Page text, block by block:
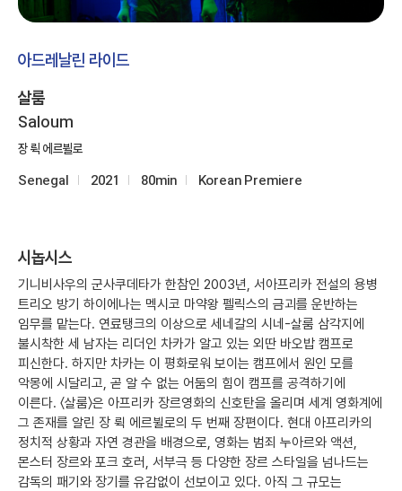
아드레날린 라이드
살룸
Saloum
장 뤽 에르뷜로
Senegal 2021 80min Korean Premiere
시놉시스
기니비사우의 군사쿠데타가 한참인 2003년, 서아프리카 전설의 용병
트리오 방기 하이에나는 멕시코 마약왕 펠릭스의 금괴를 운반하는
임무를 맡는다. 연료탱크의 이상으로 세네갈의 시네-살룸 삼각지에
불시착한 세 남자는 리더인 차카가 알고 있는 외딴 바오밥 캠프로
피신한다. 하지만 차카는 이 평화로워 보이는 캠프에서 원인 모를
악몽에 시달리고, 곧 알 수 없는 어둠의 힘이 캠프를 공격하기에
이른다. 〈살룸〉은 아프리카 장르영화의 신호탄을 올리며 세계 영화계에
그 존재를 알린 장 뤽 에르뷜로의 두 번째 장편이다. 현대 아프리카의
정치적 상황과 자연 경관을 배경으로, 영화는 범죄 누아르와 액션,
몬스터 장르와 포크 호러, 서부극 등 다양한 장르 스타일을 넘나드는
감독의 패기와 장기를 유감없이 선보이고 있다. 아직 그 규모는